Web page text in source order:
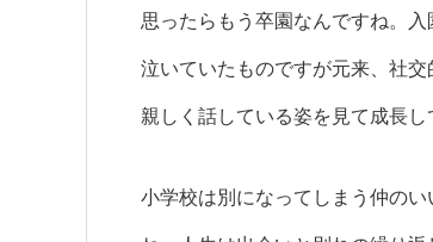
思ったら もう卒園なんですね。
泣いていたものですが元来、社交
親しく話している姿を見て 成長し
小学校は別になってしまう仲のい